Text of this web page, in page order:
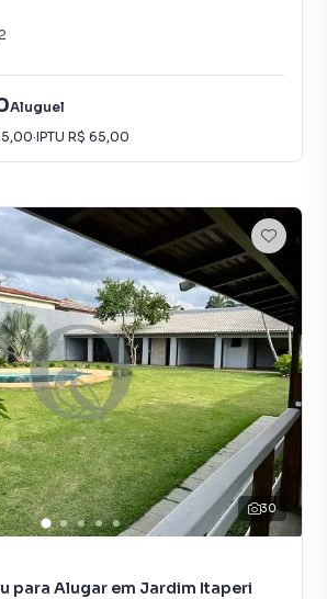
Aluguel
·IPTU R$ 65,00
30
para Alugar em Jardim Itaperi